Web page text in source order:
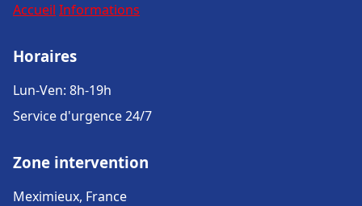
Accueil Informations
Horaires
Lun-Ven: 8h-19h
Service d'urgence 24/7
Zone intervention
Meximieux, France